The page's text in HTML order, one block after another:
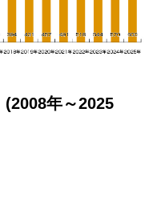
(2008年～2025